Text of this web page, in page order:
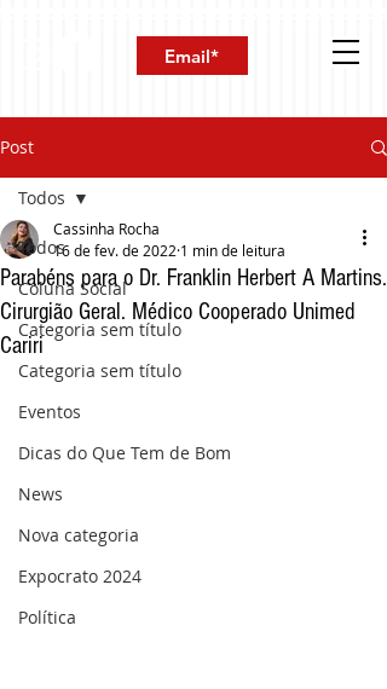
Post
Todos
Coluna Social
Categoria sem título
Categoria sem título
Eventos
Dicas do Que Tem de Bom
News
Nova categoria
Expocrato 2024
Política
Todos
Parabéns para o Dr. Franklin Herbert A Martins.
Cirurgião Geral. Médico Cooperado Unimed
Cariri
Cassinha Rocha
16 de fev. de 2022 1 min de leitura